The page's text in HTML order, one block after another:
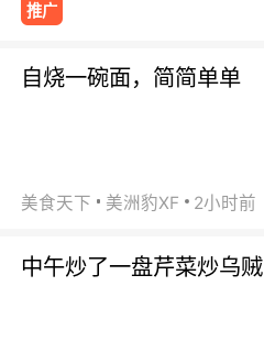
推广
自烧一碗面，简简单单
美食天下 美洲豹XF 2小时前
中午炒了一盘芹菜炒乌贼